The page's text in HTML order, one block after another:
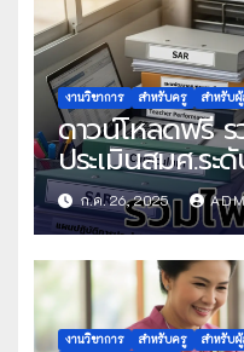
งานวิชาการ สำหรับครู สำหรับผู้
ดาวน์โหลดฟรี ร
ประเมินสมศ.ร
ก.ค. 26, 2025
งานวิชาการ สำหรับครู สำหรับผู้